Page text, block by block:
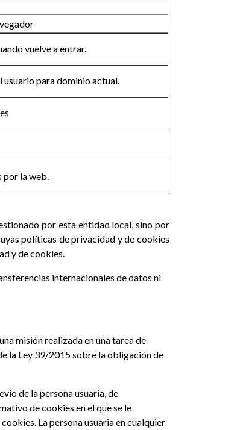
vuelve a entrar.
para dominio actual.
por la web.
por esta entidad local, sino por
políticas de privacidad y de cookies
y de cookies.
internacionales de datos ni
misión realizada en una tarea de
la Ley 39/2015 sobre la obligación de
de la persona usuaria, de
de cookies en el que se le
La persona usuaria en cualquier